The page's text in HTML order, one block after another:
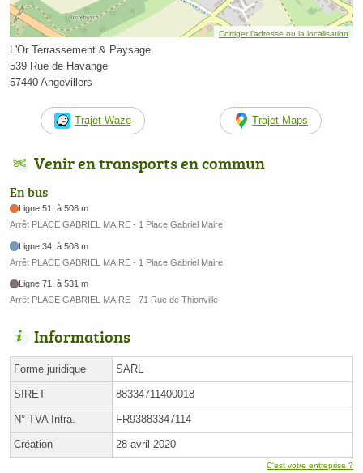
Corriger l’adresse ou la localisation
L'Or Terrassement & Paysage
539 Rue de Havange
57440 Angevillers
Trajet Waze Trajet Maps
Venir en transports en commun
En bus
Ligne 51, à 508 m
Arrêt PLACE GABRIEL MAIRE - 1 Place Gabriel Maire
Ligne 34, à 508 m
Arrêt PLACE GABRIEL MAIRE - 1 Place Gabriel Maire
Ligne 71, à 531 m
Arrêt PLACE GABRIEL MAIRE - 71 Rue de Thionville
Informations
Forme juridique SARL
SIRET 88334711400018
N° TVA Intra. FR93883347114
Création 28 avril 2020
C'est votre entreprise ?